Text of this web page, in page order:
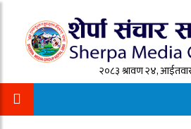
२०८३ श्रावण २४,